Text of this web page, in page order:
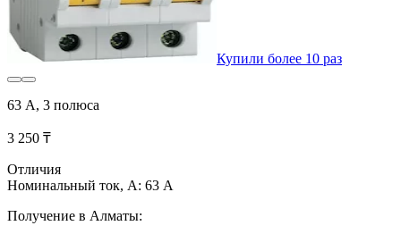
Купили более 10 раз
63 А, 3 полюса
3 250 ₸
Отличия
Номинальный ток, А: 63 А
Получение в Алматы: